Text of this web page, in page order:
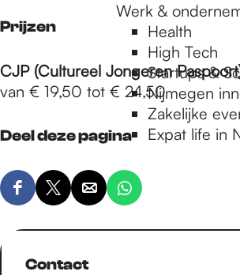
Werk &
Health
High Tech
Startups &
Nijmegen
Zakelijke
Expat life in
Prijzen
CJP (Cultureel Jongeren
van € 19,50 tot € 24,50
Deel deze pagina
D
e
D
e
l
D
e
l
D
e
Contact